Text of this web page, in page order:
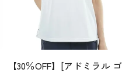
【30％OFF】[アドミラル ゴ